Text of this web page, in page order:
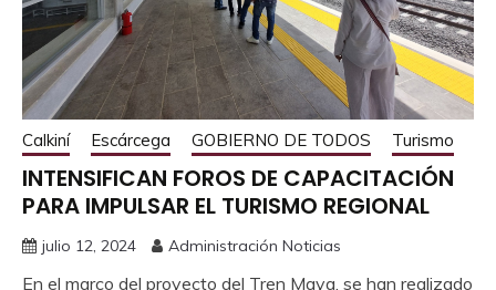
Calkiní Escárcega GOBIERNO DE TODOS Turismo
INTENSIFICAN FOROS DE CAPACITACIÓN
PARA IMPULSAR EL TURISMO REGIONAL
julio 12, 2024 Administración Noticias
En el marco del proyecto del Tren Maya, se han realizado